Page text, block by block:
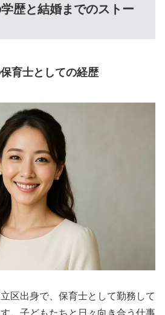
歴と結婚までのストー
育士としての経歴
区出身で、保育士として勤務して
。子どもたちと日々向き合う仕事